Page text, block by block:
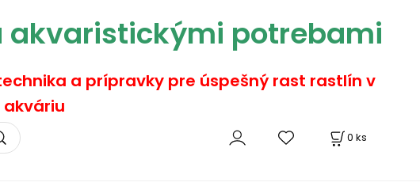
akvaristickými potrebami
a prípravky pre úspešný rast rastlín v
akváriu
0 ks